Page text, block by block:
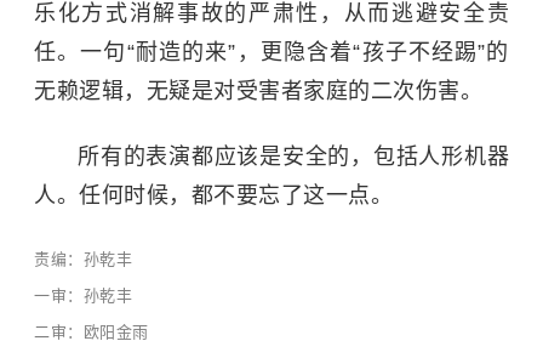
乐化方式消解事故的严肃性，从而逃避安全责
任。一句“耐造的来”，更隐含着“孩子不经踢”的
无赖逻辑，无疑是对受害者家庭的二次伤害。
所有的表演都应该是安全的，包括人形机器
人。任何时候，都不要忘了这一点。
责编：孙乾丰
一审：孙乾丰
二审：欧阳金雨